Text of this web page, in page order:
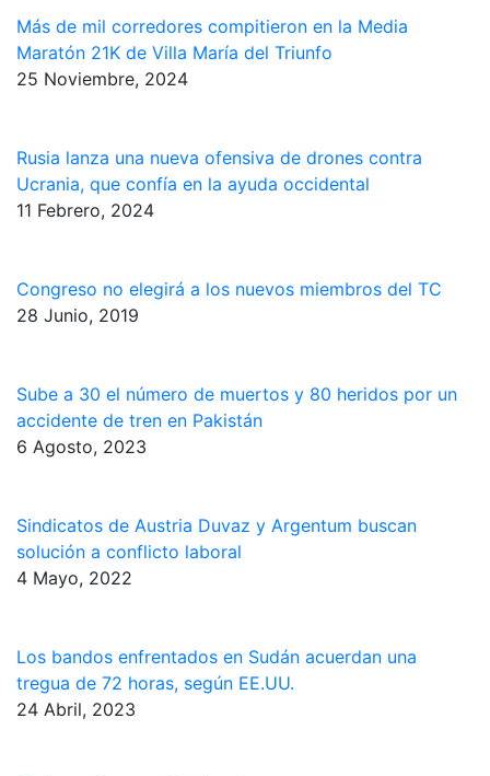
Más de mil corredores compitieron en la Media
Maratón 21K de Villa María del Triunfo
25 Noviembre, 2024
Rusia lanza una nueva ofensiva de drones contra
Ucrania, que confía en la ayuda occidental
11 Febrero, 2024
Congreso no elegirá a los nuevos miembros del TC
28 Junio, 2019
Sube a 30 el número de muertos y 80 heridos por un
accidente de tren en Pakistán
6 Agosto, 2023
Sindicatos de Austria Duvaz y Argentum buscan
solución a conflicto laboral
4 Mayo, 2022
Los bandos enfrentados en Sudán acuerdan una
tregua de 72 horas, según EE.UU.
24 Abril, 2023